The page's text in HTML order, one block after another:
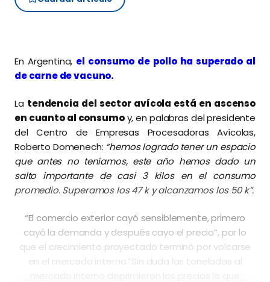
En Argentina, el consumo de pollo ha superado al
de carne de vacuno.
La tendencia del sector avícola está en ascenso
en cuanto al consumoy, en palabras del presidente
del Centro de Empresas Procesadoras Avícolas,
Roberto Domenech: “hemos logrado tener un espacio
que antes no teníamos, este año hemos dado un
salto importante de casi 3 kilos en el consumo
promedio. Superamos los 47 k y alcanzamos los 50 k”.
“El comercio exterior cayó sensiblemente, primero
cayó la demanda y después cayo el precio”, por lo
que el crecimiento proyectado terminó por volcarse
en el mercado interno.”Sin duda las toneladas al